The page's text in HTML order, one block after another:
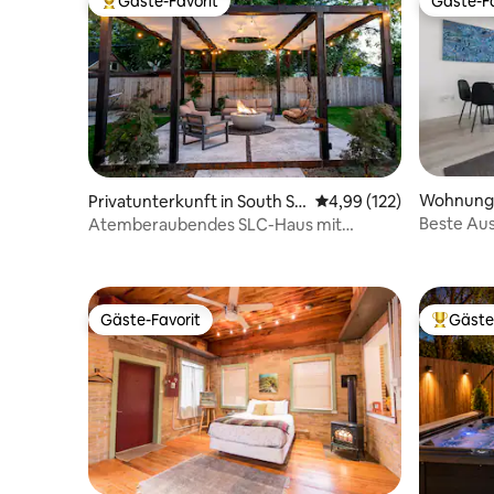
Beliebter Gäste-Favorit.
Privatunterkunft in South Sal
t Lake City
Durchschnittliche
4,99 (122)
Atemberaubendes SLC-Haus mit
Gäste-
Lake City
Beste
Gäste-Favorit
Gäste-Favorit